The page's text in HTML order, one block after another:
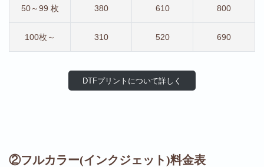
50～99 枚 380 610 800
100枚～ 310 520 690
DTFプリントについて詳しく
②フルカラー(インクジェット)料金表